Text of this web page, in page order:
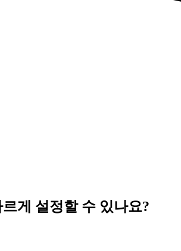
게 설정할 수 있나요?